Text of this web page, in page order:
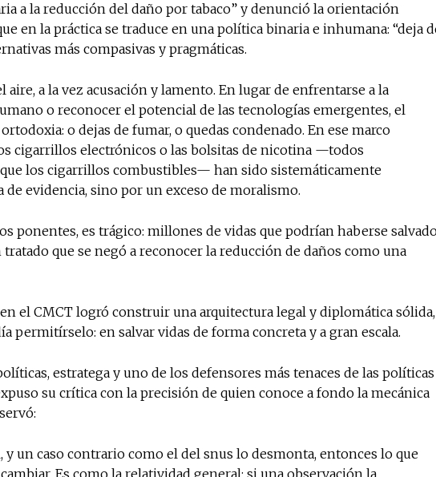
a la reducción del daño por tabaco” y denunció la orientación
en la práctica se traduce en una política binaria e inhumana: “deja
más compasivas y pragmáticas.
aire, a la vez acusación y lamento. En lugar de enfrentarse a la
o reconocer el potencial de las tecnologías emergentes, el
o dejas de fumar, o quedas condenado. En ese marco
cigarrillos electrónicos o las bolsitas de nicotina —todos
los cigarrillos combustibles— han sido sistemáticamente
evidencia, sino por un exceso de moralismo.
ponentes, es trágico: millones de vidas que podrían haberse
que se negó a reconocer la reducción de daños como una
el CMCT logró construir una arquitectura legal y diplomática sólida,
permitírselo: en salvar vidas de forma concreta y a gran escala.
estratega y uno de los defensores más tenaces de las políticas
su crítica con la precisión de quien conoce a fondo la mecánica
un caso contrario como el del snus lo desmonta, entonces lo que